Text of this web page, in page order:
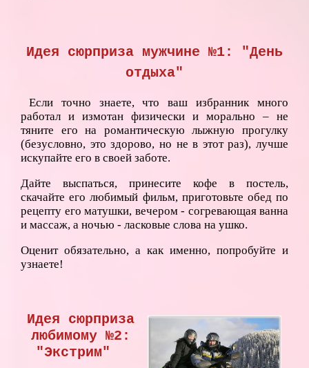
Идея сюрприза мужчине №1: "День
отдыха"
Если точно знаете, что ваш избранник много
работал и измотан физически и морально – не
тяните его на романтическую лыжную прогулку
(безусловно, это здорово, но не в этот раз), лучше
искупайте его в своей заботе.
Дайте выспаться, принесите кофе в постель,
скачайте его любимый фильм, приготовьте обед по
рецепту его матушки, вечером - согревающая ванна
и массаж, а ночью - ласковые слова на ушко.
Оценит обязательно, а как именно, попробуйте и
узнаете!
Идея сюрприза
любимому №2:
"Экстрим"